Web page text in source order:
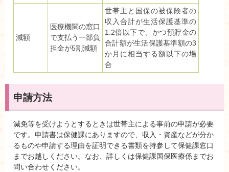
減額
医療機関の窓口
で支払う一部負
担金が5割減額
世帯主と国保の被保険者の
収入合計が生活保護基準の
1.2倍以下で、かつ預貯金の
合計額が生活保護基準額の3
か月に相当する額以下の場
合
申請方法
減免等を受けようとするときは世帯主による事前の申請が必要
です。申請書は保健課にありますので、収入・資産などが分か
るものや申請する理由を証明できる書類を持参して保健課窓口
までお越しください。なお、詳しくは保健課国保医療係までお
問い合わせください。